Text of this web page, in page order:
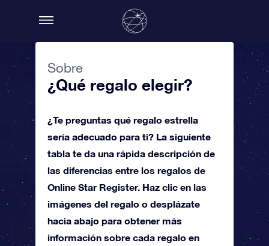
Sobre
¿Qué regalo elegir?
¿Te preguntas qué regalo estrella
sería adecuado para ti? La siguiente
tabla te da una rápida descripción de
las diferencias entre los regalos de
Online Star Register. Haz clic en las
imágenes del regalo o desplázate
hacia abajo para obtener más
información sobre cada regalo en